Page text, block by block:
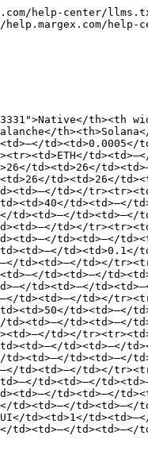
help-center/
th><th
td><td>26</
td><td>26</
td></
td><td>—</
td><td>—</
td></
td><td>—</
td><td>—</td></
td><td>—</
td><td>—</
td><td>—</td></
td><td>—</
td><td>—</
td></
td><td>—</
td><td>—</
td><td>—</td></
td><td>—</
td><td>—</
td><td>1</
td><td>—</